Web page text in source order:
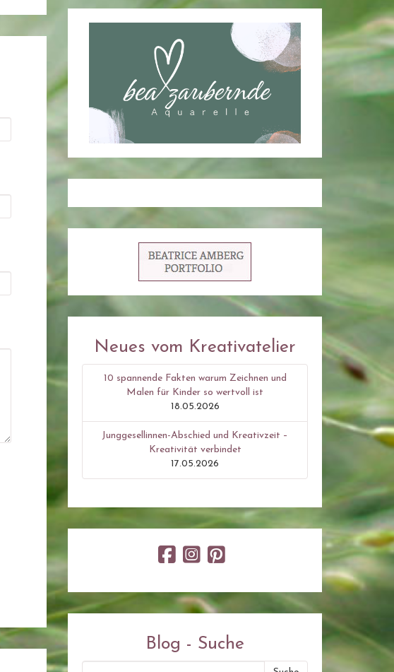
Neues vom Kreativatelier
10 spannende Fakten warum Zeichnen und
Malen für Kinder so wertvoll ist
18.05.2026
Junggesellinnen-Abschied und Kreativzeit –
Kreativität verbindet
17.05.2026
Blog - Suche